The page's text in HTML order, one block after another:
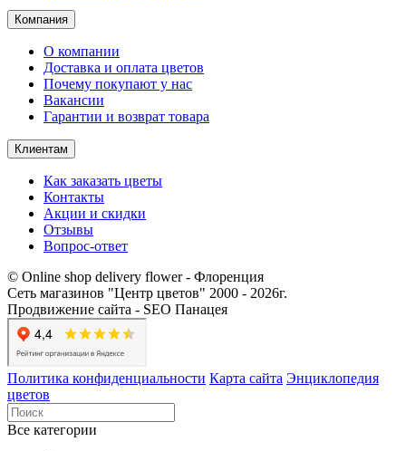
Компания
О компании
Доставка и оплата цветов
Почему покупают у нас
Вакансии
Гарантии и возврат товара
Клиентам
Как заказать цветы
Контакты​
Акции и скидки
Отзывы
Вопрос-ответ
© Online shop delivery flower - Флоренция
Сеть магазинов "Центр цветов" 2000 ‐ 2026г.
Продвижение сайта - SEO Панацея
Политика конфиденциальности Карта сайта Энциклопедия
цветов
Все категории